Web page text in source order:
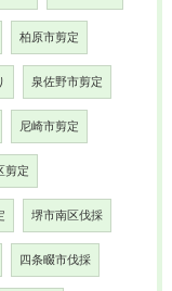
柏原市剪定
泉佐野市剪定
尼崎市剪定
剪定
堺市南区伐採
四条畷市伐採